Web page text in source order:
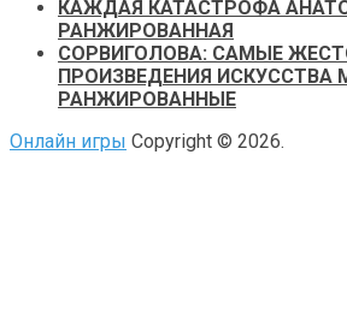
КАЖДАЯ КАТАСТРОФА
РАНЖИРОВАННАЯ
СОРВИГОЛОВА: САМЫЕ
ПРОИЗВЕДЕНИЯ ИСКУССТВА
РАНЖИРОВАННЫЕ
Онлайн игры Copyright © 2026.